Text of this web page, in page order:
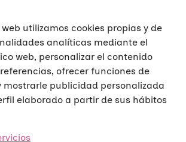
utilizamos cookies propias y de
analíticas mediante el
web, personalizar el contenido
ofrecer funciones de
mostrarle publicidad personalizada
elaborado a partir de sus hábitos